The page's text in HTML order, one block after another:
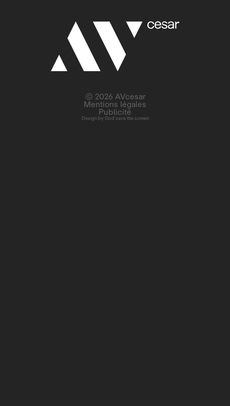
Design by God save the screen
© 2026 AVcesar
Mentions légales
Publicité